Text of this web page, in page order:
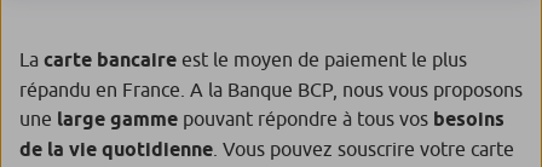
La carte bancaire est le moyen de paiement le plus
répandu en France. A la Banque BCP, nous vous proposons
une large gamme pouvant répondre à tous vos besoins
de la vie quotidienne . Vous pouvez souscrire votre carte